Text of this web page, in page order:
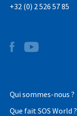
+32 (0) 2 526 57 85
Qui sommes-nous ?
Que fait SOS World ?